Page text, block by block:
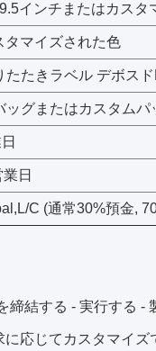
インチまたはカスタ
タマイズされた色
たたきラベル デボス
ッグまたはカスタム
日
C (通常30%預金,
締結する - 実行する -
応じてカスタマイズ